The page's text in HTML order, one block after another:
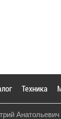
Техника
Анатольевич